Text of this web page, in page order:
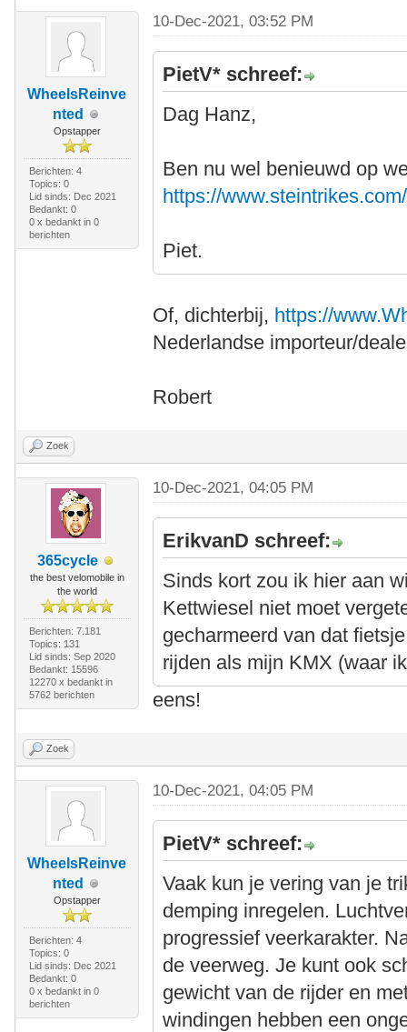
WheelsReinve
nted
Opstapper
Berichten: 4
Topics: 0
Lid sinds: Dec 2021
Bedankt: 0
0 x bedankt in 0
berichten
10-Dec-2021, 03:52 PM
PietV* schreef:
Dag Hanz,
Ben nu wel benieuwd op
https://
Piet.
Of, dichterbij, https://
Nederlandse importeur/
Robert
Zoek
365cycle
the best velomobile in
the world
Berichten: 7.181
Topics: 131
Lid sinds: Sep 2020
Bedankt: 15596
12270 x bedankt in
5762 berichten
10-Dec-2021, 04:05 PM
ErikvanD schreef:
Sinds kort zou ik hier aan
Kettwiesel niet moet
gecharmeerd van dat
rijden als mijn KMX (waar
eens!
Zoek
WheelsReinve
nted
Opstapper
Berichten: 4
Topics: 0
Lid sinds: Dec 2021
Bedankt: 0
0 x bedankt in 0
berichten
10-Dec-2021, 04:05 PM
PietV* schreef:
Vaak kun je vering van je
demping inregelen.
progressief veerkarakter.
de veerweg. Je kunt ook
gewicht van de rijder en
windingen hebben een